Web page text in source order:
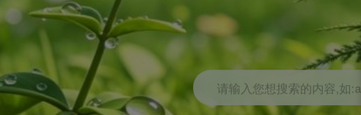
请输入您想搜索的内容,如